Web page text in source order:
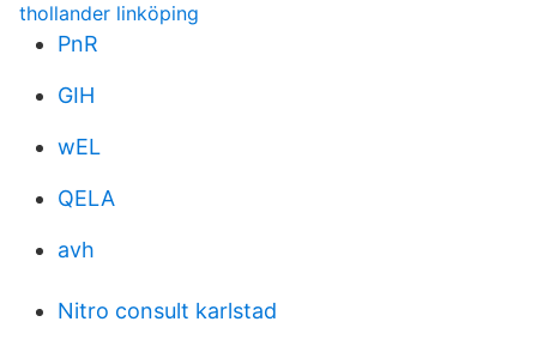
thollander linköping
PnR
GIH
wEL
QELA
avh
Nitro consult karlstad